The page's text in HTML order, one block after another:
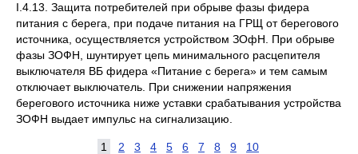
I.4.13. Защита потребителей при обрыве фазы фидера
питания с берега, при подаче питания на ГРЩ от берегового
источника, осуществляется устройством ЗОфН. При обрыве
фазы ЗОФН, шунтирует цепь минимального расцепителя
выключателя ВБ фидера «Питание с берега» и тем самым
отключает выключатель. При снижении напряжения
берегового источника ниже уставки срабатывания устройства
ЗОФН выдает импульс на сигнализацию.
1 2 3 4 5 6 7 8 9 10